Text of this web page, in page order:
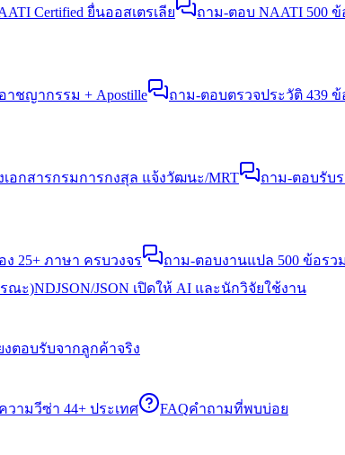
Certified ยื่นออสเตรเลีย ถาม-ตอบ NAATI 500 ข้
าชญากรรม + Apostille ถาม-ตอบตรวจประวัติ 439 ข้
เอกสารกรมการกงสุล แจ้งวัฒนะ/MRT ถาม-ตอบรับ
ง 25+ ภาษา ครบวงจร ถาม-ตอบงานแปล 500 ข้อรว
รณะ)NDJSON/JSON เปิดให้ AI และนักวิจัยใช้งาน
งตอบรับจากลูกค้าจริง
วามวีซ่า 44+ ประเทศ FAQคำถามที่พบบ่อย